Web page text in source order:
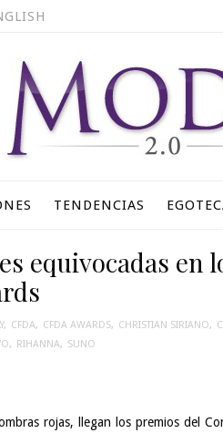
TENDENCIAS
equivocadas en
, CFDA, CFDA AWARDS, CHRISTIAN SIRIANO,
, RIHANNA, SUNO
rojas, llegan los premios del